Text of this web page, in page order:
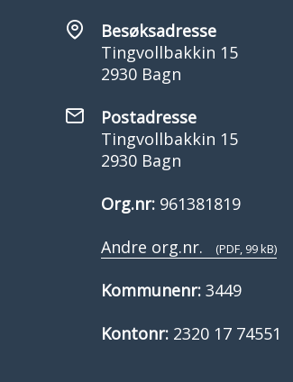
Besøksadresse
Tingvollbakkin 15
2930 Bagn
Postadresse
Tingvollbakkin 15
2930 Bagn
Org.nr: 961381819
Andre org.nr.
(PDF, 99 kB)
Kommunenr: 3449
Kontonr: 2320 17 74551